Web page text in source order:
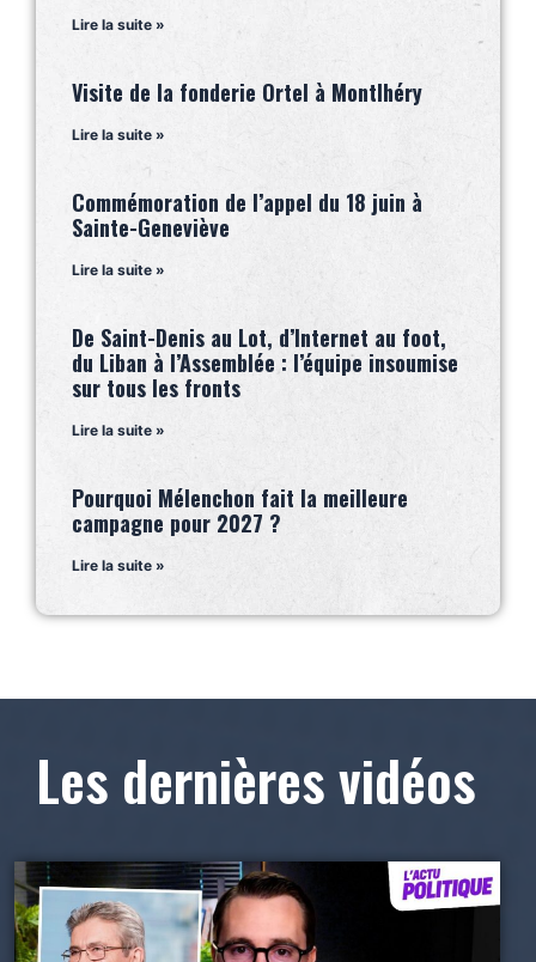
Lire la suite »
Visite de la fonderie Ortel à Montlhéry
Lire la suite »
Commémoration de l’appel du 18 juin à
Sainte-Geneviève
Lire la suite »
De Saint-Denis au Lot, d’Internet au foot,
du Liban à l’Assemblée : l’équipe insoumise
sur tous les fronts
Lire la suite »
Pourquoi Mélenchon fait la meilleure
campagne pour 2027 ?
Lire la suite »
Les dernières vidéos